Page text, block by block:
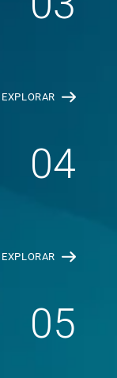
EXPLORAR
04
EXPLORAR
05